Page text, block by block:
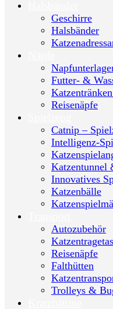
Geschirre
Halsbänder
Futter- &
Reisenäpfe
Catnip –
Intelligenz-
Katzentunnel
Innovatives
Katzenbälle
Autozubehör
Reisenäpfe
Falthütten
Trolleys &